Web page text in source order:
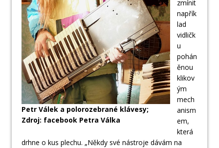
Petr Válek a polorozebrané klávesy;
Zdroj: facebook Petra Válka
zmínit
napřík
lad
vidličk
u
pohán
ěnou
klikov
ým
mech
anism
em,
která
drhne o kus plechu. „Někdy své nástroje dávám na